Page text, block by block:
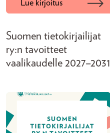
Lue kirjoitus
Suomen tietokirjailijat
ry:n tavoitteet
vaalikaudelle 2027–2031